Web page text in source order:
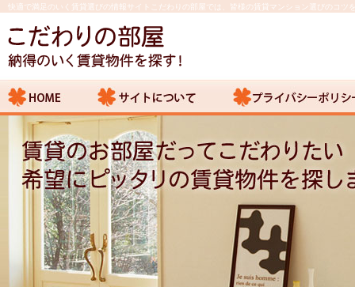
快適で満足のいく賃貸選びの情報サイトこだわりの部屋では、皆様の賃貸マンション選びのコツ